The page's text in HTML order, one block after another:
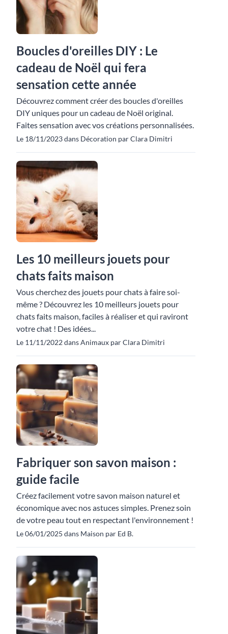
Boucles d'oreilles DIY : Le
cadeau de Noël qui fera
sensation cette année
Découvrez comment créer des boucles d'oreilles
DIY uniques pour un cadeau de Noël original.
Faites sensation avec vos créations personnalisées.
Le 18/11/2023 dans Décoration par Clara Dimitri
Les 10 meilleurs jouets pour
chats faits maison
Vous cherchez des jouets pour chats à faire soi-
même ? Découvrez les 10 meilleurs jouets pour
chats faits maison, faciles à réaliser et qui raviront
votre chat ! Des idées...
Le 11/11/2022 dans Animaux par Clara Dimitri
Fabriquer son savon maison :
guide facile
Créez facilement votre savon maison naturel et
économique avec nos astuces simples. Prenez soin
de votre peau tout en respectant l'environnement !
Le 06/01/2025 dans Maison par Ed B.